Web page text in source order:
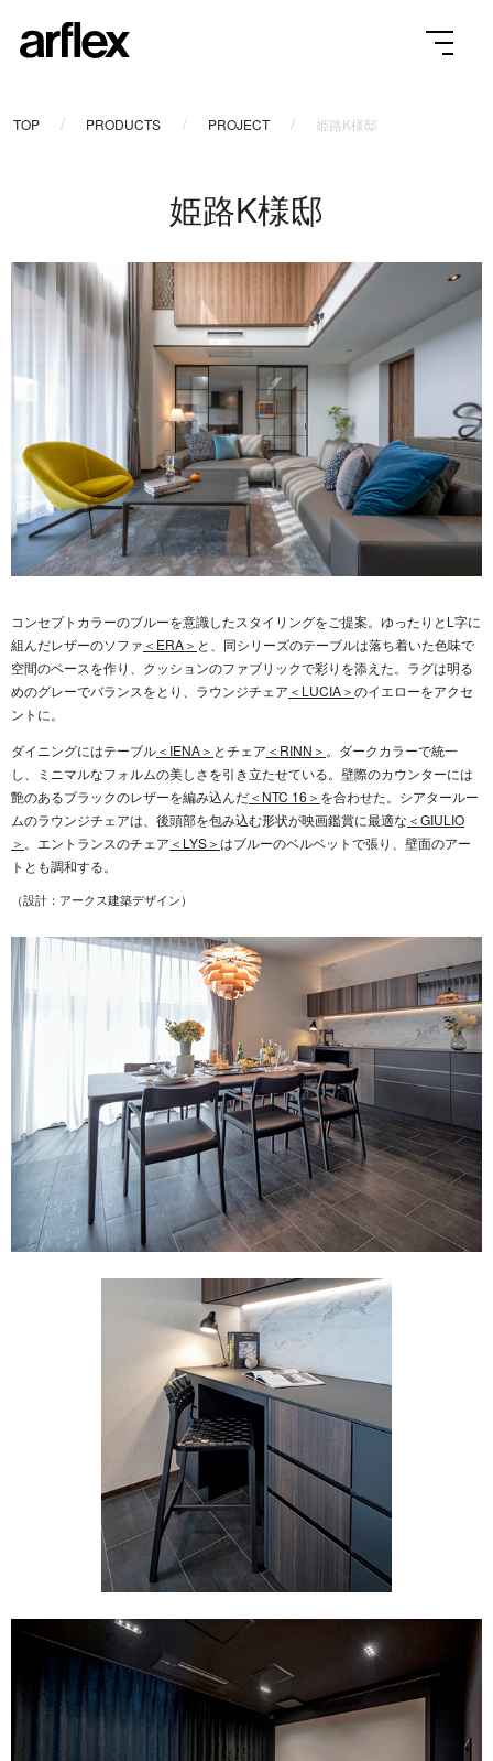
TOP PRODUCTS PROJECT 姫路K様邸
姫路K様邸
コンセプトカラーのブルーを意識したスタイリングをご提案。ゆったりとL字に
組んだレザーのソファ ＜ERA＞ と、同シリーズのテーブルは落ち着いた⾊味で
空間のベースを作り、クッションのファブリックで彩りを添えた。ラグは明る
めのグレーでバランスをとり、ラウンジチェア ＜LUCIA＞のイエローをアクセ
ントに。
ダイニングにはテーブル＜IENA＞ とチェア ＜RINN＞ 。ダークカラーで統一
し、ミニマルなフォルムの美しさを引き⽴たせている。壁際のカウンターには
艶のあるブラックのレザーを編み込んだ＜NTC 16＞ を合わせた。シアタールー
ムのラウンジチェアは、後頭部を包み込む形状が映画鑑賞に最適な ＜GIULIO
＞ 。エントランスのチェア ＜LYS＞はブルーのベルベットで張り、壁面のアー
トとも調和する。
（設計：アークス建築デザイン）